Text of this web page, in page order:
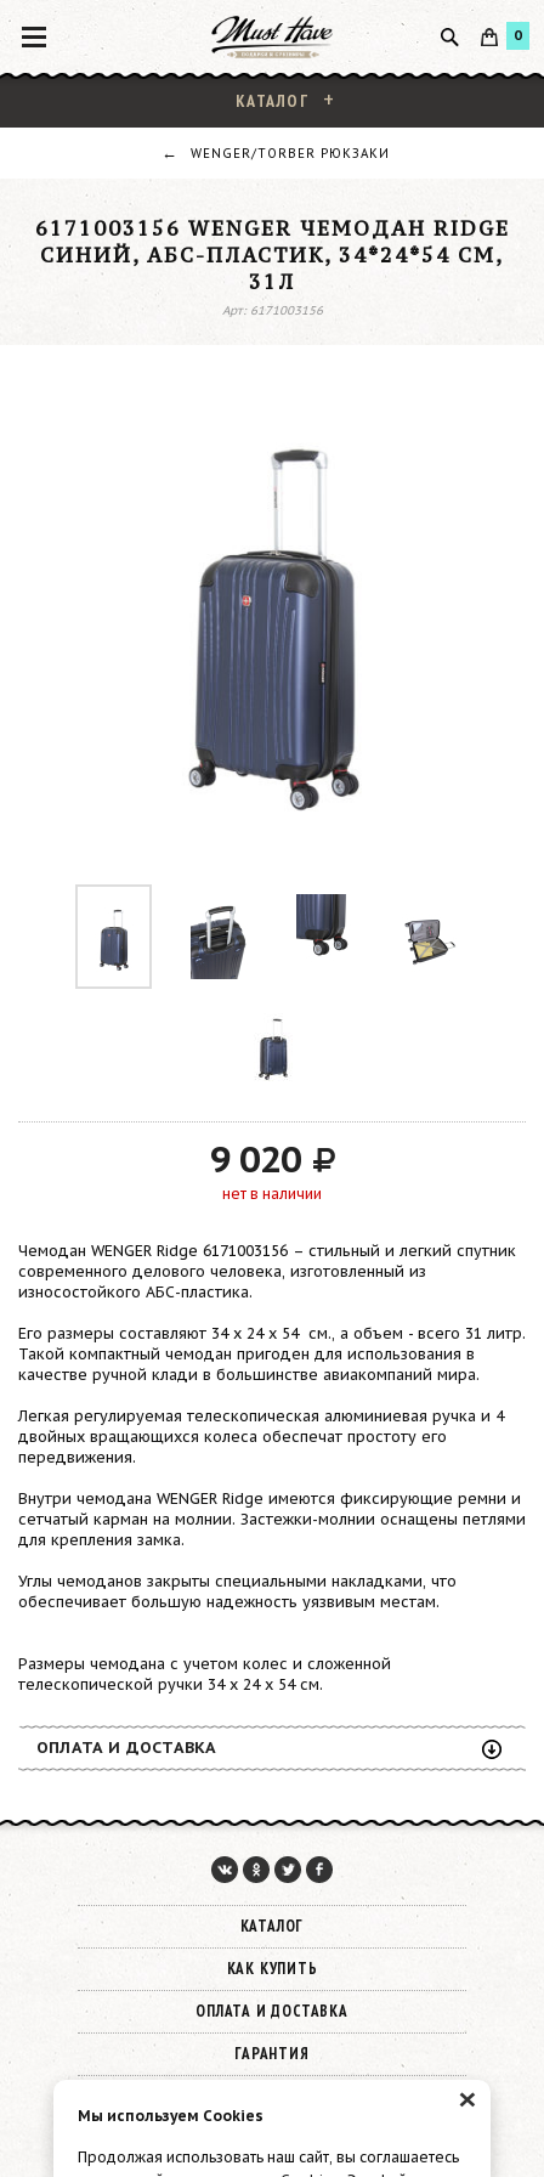
0
КАТАЛОГ
WENGER/TORBER РЮКЗАКИ
6171003156 WENGER ЧЕМОДАН RIDGE
СИНИЙ, АБС-ПЛАСТИК, 34*24*54 СМ,
31Л
Арт: 6171003156
9 020
нет в наличии
Чемодан WENGER Ridge 6171003156 – стильный и легкий спутник
современного делового человека, изготовленный из
износостойкого АБС-пластика.
Его размеры составляют 34 х 24 х 54 см., а объем - всего 31 литр.
Такой компактный чемодан пригоден для использования в
качестве ручной клади в большинстве авиакомпаний мира.
Легкая регулируемая телескопическая алюминиевая ручка и 4
двойных вращающихся колеса обеспечат простоту его
передвижения.
Внутри чемодана WENGER Ridge имеются фиксирующие ремни и
сетчатый карман на молнии. Застежки-молнии оснащены петлями
для крепления замка.
Углы чемоданов закрыты специальными накладками, что
обеспечивает большую надежность уязвивым местам.
Размеры чемодана с учетом колес и сложенной
телескопической ручки 34 х 24 х 54 см.
ОПЛАТА И ДОСТАВКА
КАТАЛОГ
КАК КУПИТЬ
ОПЛАТА И ДОСТАВКА
ГАРАНТИЯ
×
Мы используем Cookies
Продолжая использовать наш сайт, вы соглашаетесь